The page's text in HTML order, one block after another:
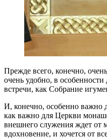
Прежде всего, конечно,
очень удобно, в
встречи, как Собрание
И, конечно, особенно важно
как важно для Церкви
внешнего служения ждет от
вдохновение, и хочется от